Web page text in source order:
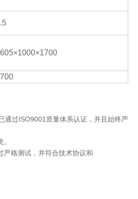
通过ISO9001质量体系认证，并且始终严
严格测试，并符合技术协议和